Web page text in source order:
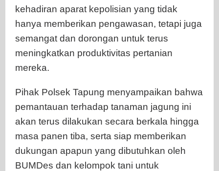
kehadiran aparat kepolisian yang tidak
hanya memberikan pengawasan, tetapi juga
semangat dan dorongan untuk terus
meningkatkan produktivitas pertanian
mereka.
Pihak Polsek Tapung menyampaikan bahwa
pemantauan terhadap tanaman jagung ini
akan terus dilakukan secara berkala hingga
masa panen tiba, serta siap memberikan
dukungan apapun yang dibutuhkan oleh
BUMDes dan kelompok tani untuk